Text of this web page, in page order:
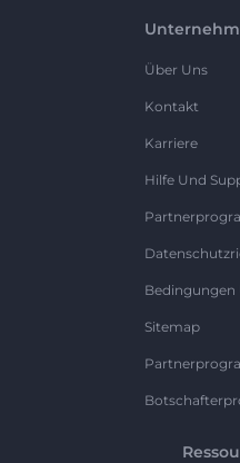
Über Uns
Kontakt
Karriere
Hilfe Und
Sitemap